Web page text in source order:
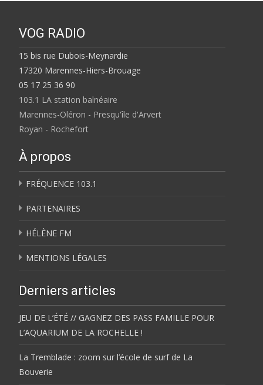
VOG RADIO
15 bis rue Dubois-Meynardie
17320 Marennes-Hiers-Brouage
05 17 25 36 90
103.1 LA station balnéaire
Marennes-Oléron - Presqu'île d'Arvert
Royan - Rochefort
À propos
FRÉQUENCE 103.1
PARTENAIRES
HÉLÈNE FM
MENTIONS LÉGALES
Derniers articles
JEU DE L’ÉTÉ // GAGNEZ DES PASS FAMILLE POUR
L’AQUARIUM DE LA ROCHELLE !
La Tremblade : zoom sur l’école de surf de La
Bouverie